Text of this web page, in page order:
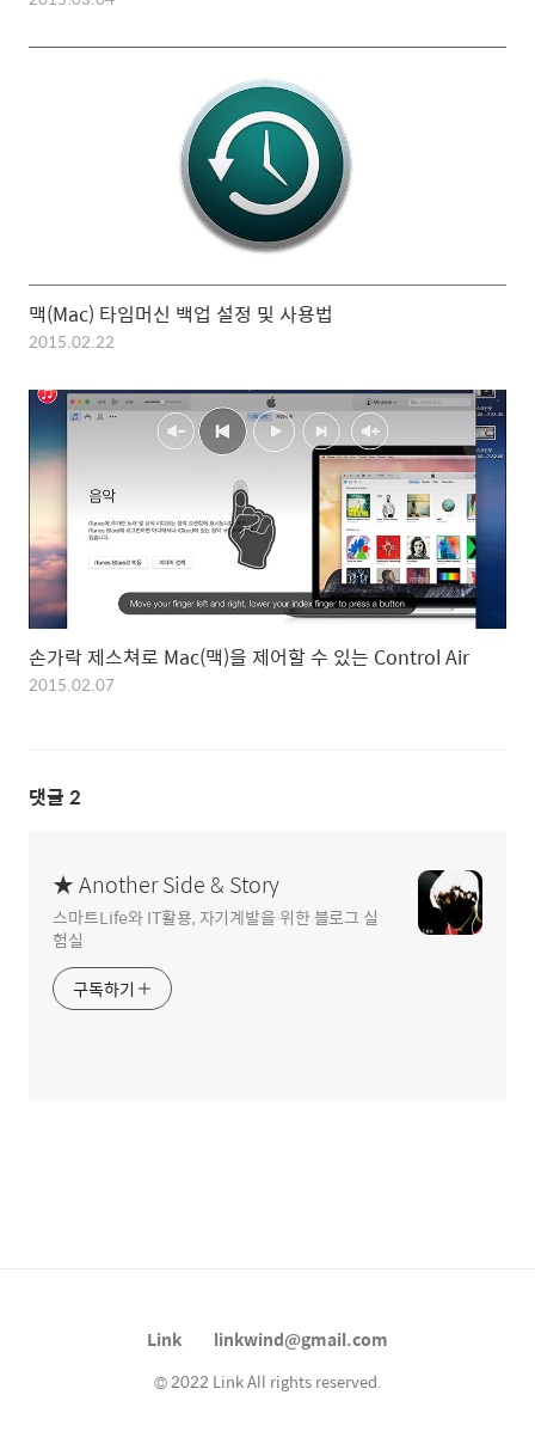
맥(Mac) 타임머신 백업 설정 및 사용법
2015.02.22
손가락 제스쳐로 Mac(맥)을 제어할 수 있는 Control Air
2015.02.07
댓글 2
★ Another Side & Story
스마트Life와 IT활용, 자기계발을 위한 블로그 실
험실
구독하기
Link linkwind@gmail.com
© 2022 Link All rights reserved.